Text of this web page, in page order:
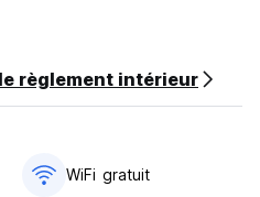
carte de crédit et de
règlement intérieur
WiFi gratuit